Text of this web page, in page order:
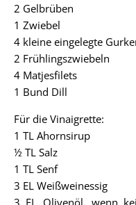
2 Gelbrüben
1 Zwiebel
4 kleine eingelegte
2 Frühlingszwiebeln
4 Matjesfilets
1 Bund Dill
Für die Vinaigrette:
1 TL Ahornsirup
½ TL Salz
1 TL Senf
3 EL Weißweinessig